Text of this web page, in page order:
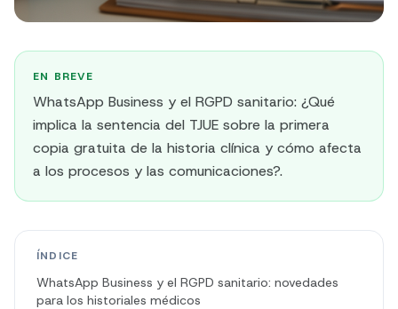
EN BREVE
WhatsApp Business y el RGPD sanitario: ¿Qué
implica la sentencia del TJUE sobre la primera
copia gratuita de la historia clínica y cómo afecta
a los procesos y las comunicaciones?.
ÍNDICE
WhatsApp Business y el RGPD sanitario: novedades
para los historiales médicos